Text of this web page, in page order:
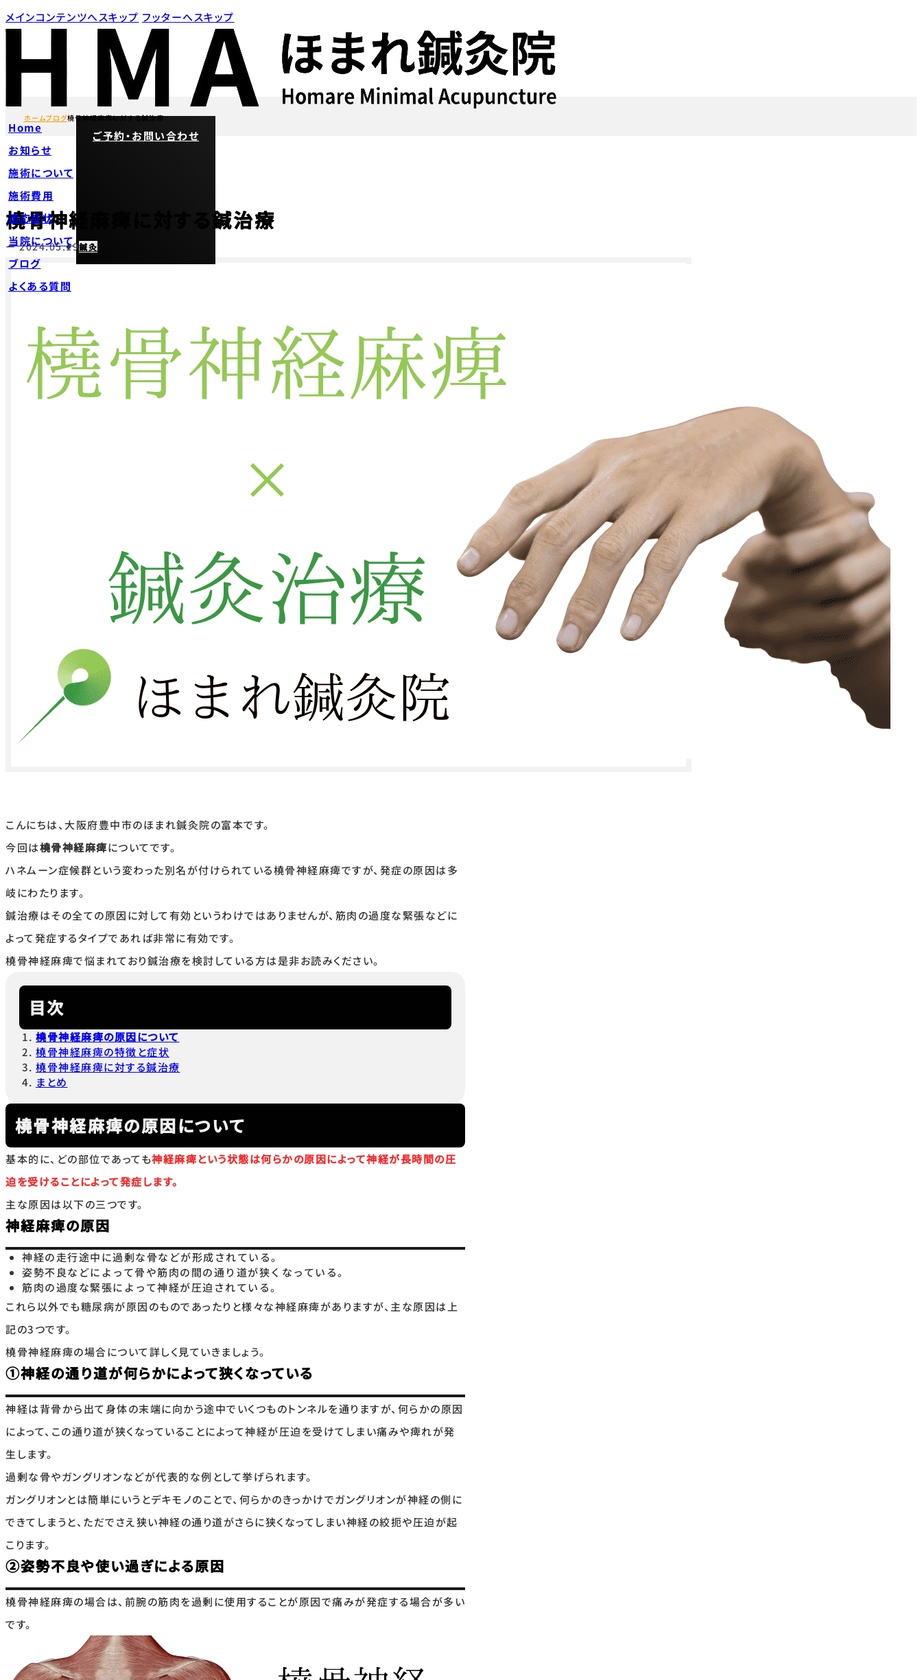
メインコンテンツへスキップ フッターへスキップ
Home
お知らせ
施術について
施術費用
適応症状
当院について
ブログ
よくある質問
ご予約・お問い合わせ
ホームブログ橈骨神経麻痺に対する鍼治療
橈骨神経麻痺に対する鍼治療
ー 2024.05.19鍼灸
こんにちは、大阪府豊中市のほまれ鍼灸院の富本です。
今回は橈骨神経麻痺についてです。
ハネムーン症候群という変わった別名が付けられている橈骨神経麻痺ですが、発症の原因は多
岐にわたります。
鍼治療はその全ての原因に対して有効というわけではありませんが、筋肉の過度な緊張などに
よって発症するタイプであれば非常に有効です。
橈骨神経麻痺で悩まれており鍼治療を検討している方は是非お読みください。
目次
橈骨神経麻痺の原因について
橈骨神経麻痺の特徴と症状
橈骨神経麻痺に対する鍼治療
まとめ
橈骨神経麻痺の原因について
基本的に、どの部位であっても神経麻痺という状態は何らかの原因によって神経が長時間の圧
迫を受けることによって発症します。
主な原因は以下の三つです。
神経麻痺の原因
神経の走行途中に過剰な骨などが形成されている。
姿勢不良などによって骨や筋肉の間の通り道が狭くなっている。
筋肉の過度な緊張によって神経が圧迫されている。
これら以外でも糖尿病が原因のものであったりと様々な神経麻痺がありますが、主な原因は上
記の3つです。
橈骨神経麻痺の場合について詳しく見ていきましょう。
①神経の通り道が何らかによって狭くなっている
神経は背骨から出て身体の末端に向かう途中でいくつものトンネルを通りますが、何らかの原因
によって、この通り道が狭くなっていることによって神経が圧迫を受けてしまい痛みや痺れが発
生します。
過剰な骨やガングリオンなどが代表的な例として挙げられます。
ガングリオンとは簡単にいうとデキモノのことで、何らかのきっかけでガングリオンが神経の側に
できてしまうと、ただでさえ狭い神経の通り道がさらに狭くなってしまい神経の絞扼や圧迫が起
こります。
②姿勢不良や使い過ぎによる原因
橈骨神経麻痺の場合は、前腕の筋肉を過剰に使用することが原因で痛みが発症する場合が多い
です。